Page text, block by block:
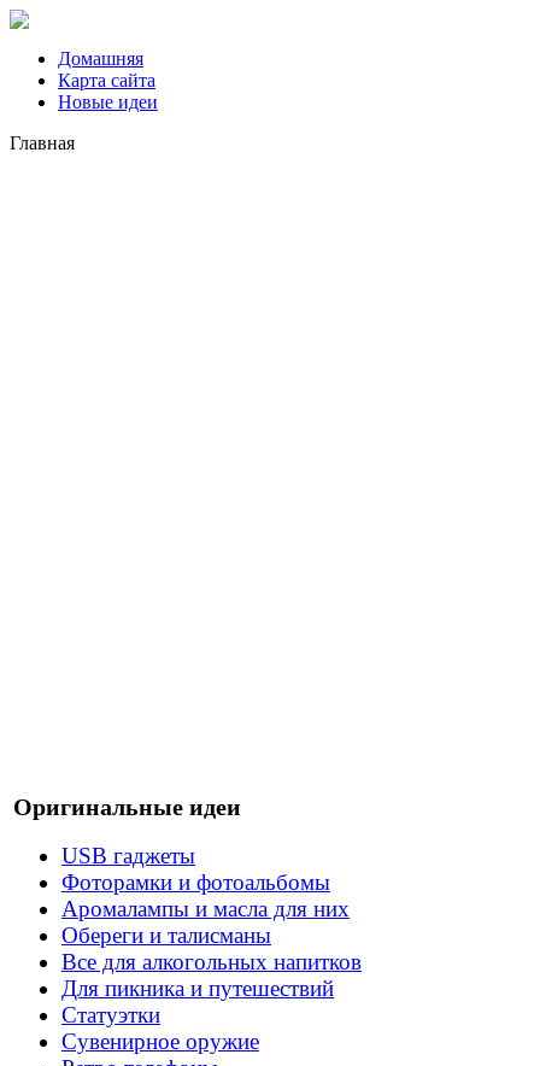
Домашняя
Карта сайта
Новые идеи
Главная
Оригинальные идеи
USB гаджеты
Фоторамки и фотоальбомы
Аромалампы и масла для них
Обереги и талисманы
Все для алкогольных напитков
Для пикника и путешествий
Статуэтки
Сувенирное оружие